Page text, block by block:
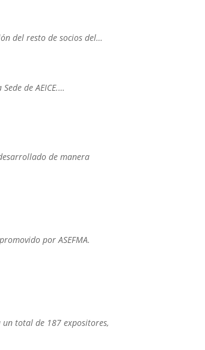
del resto de socios del…
de AEICE.…
de manera
por ASEFMA.
un total de 187 expositores,